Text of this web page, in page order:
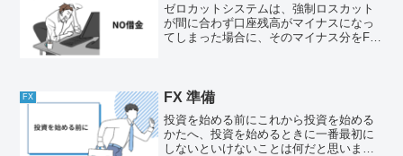
ゼロカットシステムは、強制ロスカット
が間に合わず口座残高がマイナスになっ
てしまった場合に、そのマイナス分をFX
ゼロカットシステムを導...
FX FX 準備
投資を始める前にこれから投資を始める
かたへ、投資を始めるときに一番最初に
しないといけないことは何だと思います